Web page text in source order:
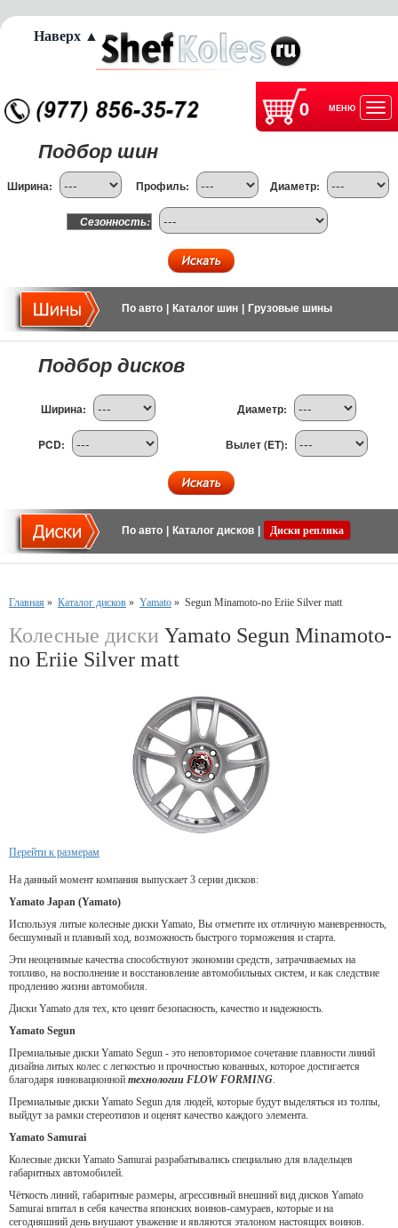
0 МЕНЮ
Подбор шин
Ширина: Профиль: Диаметр:
Сезонность:
По авто Каталог шин Грузовые шины
Подбор дисков
Ширина: Диаметр:
PCD: Вылет (ET):
По авто Каталог дисков Диски реплика
Главная » Каталог дисков » Yamato » Segun Minamoto-no Eriie Silver matt
Колесные диски Yamato Segun Minamoto-
no Eriie Silver matt
Перейти к размерам
На данный момент компания выпускает 3 серии дисков:
Yamato Japan (Yamato)
Используя литые колесные диски Yamato, Вы отметите их отличную маневренность,
бесшумный и плавный ход, возможность быстрого торможения и старта.
Эти неоценимые качества способствуют экономии средств, затрачиваемых на
топливо, на восполнение и восстановление автомобильных систем, и как следствие
продлению жизни автомобиля.
Диски Yamato для тех, кто ценит безопасность, качество и надежность.
Yamato Segun
Премиальные диски Yamato Segun - это неповторимое сочетание плавности линий
дизайна литых колес с легкостью и прочностью кованных, которое достигается
благодаря инновационной технологии FLOW FORMING.
Премиальные диски Yamato Segun для людей, которые будут выделяться из толпы,
выйдут за рамки стереотипов и оценят качество каждого элемента.
Yamato Samurai
Колесные диски Yamato Samurai разрабатывались специально для владельцев
габаритных автомобилей.
Чёткость линий, габаритные размеры, агрессивный внешний вид дисков Yamato
Samurai впитал в себя качества японских воинов-самураев, которые и на
сегодняшний день внушают уважение и являются эталоном настоящих воинов.
Наверх ▲